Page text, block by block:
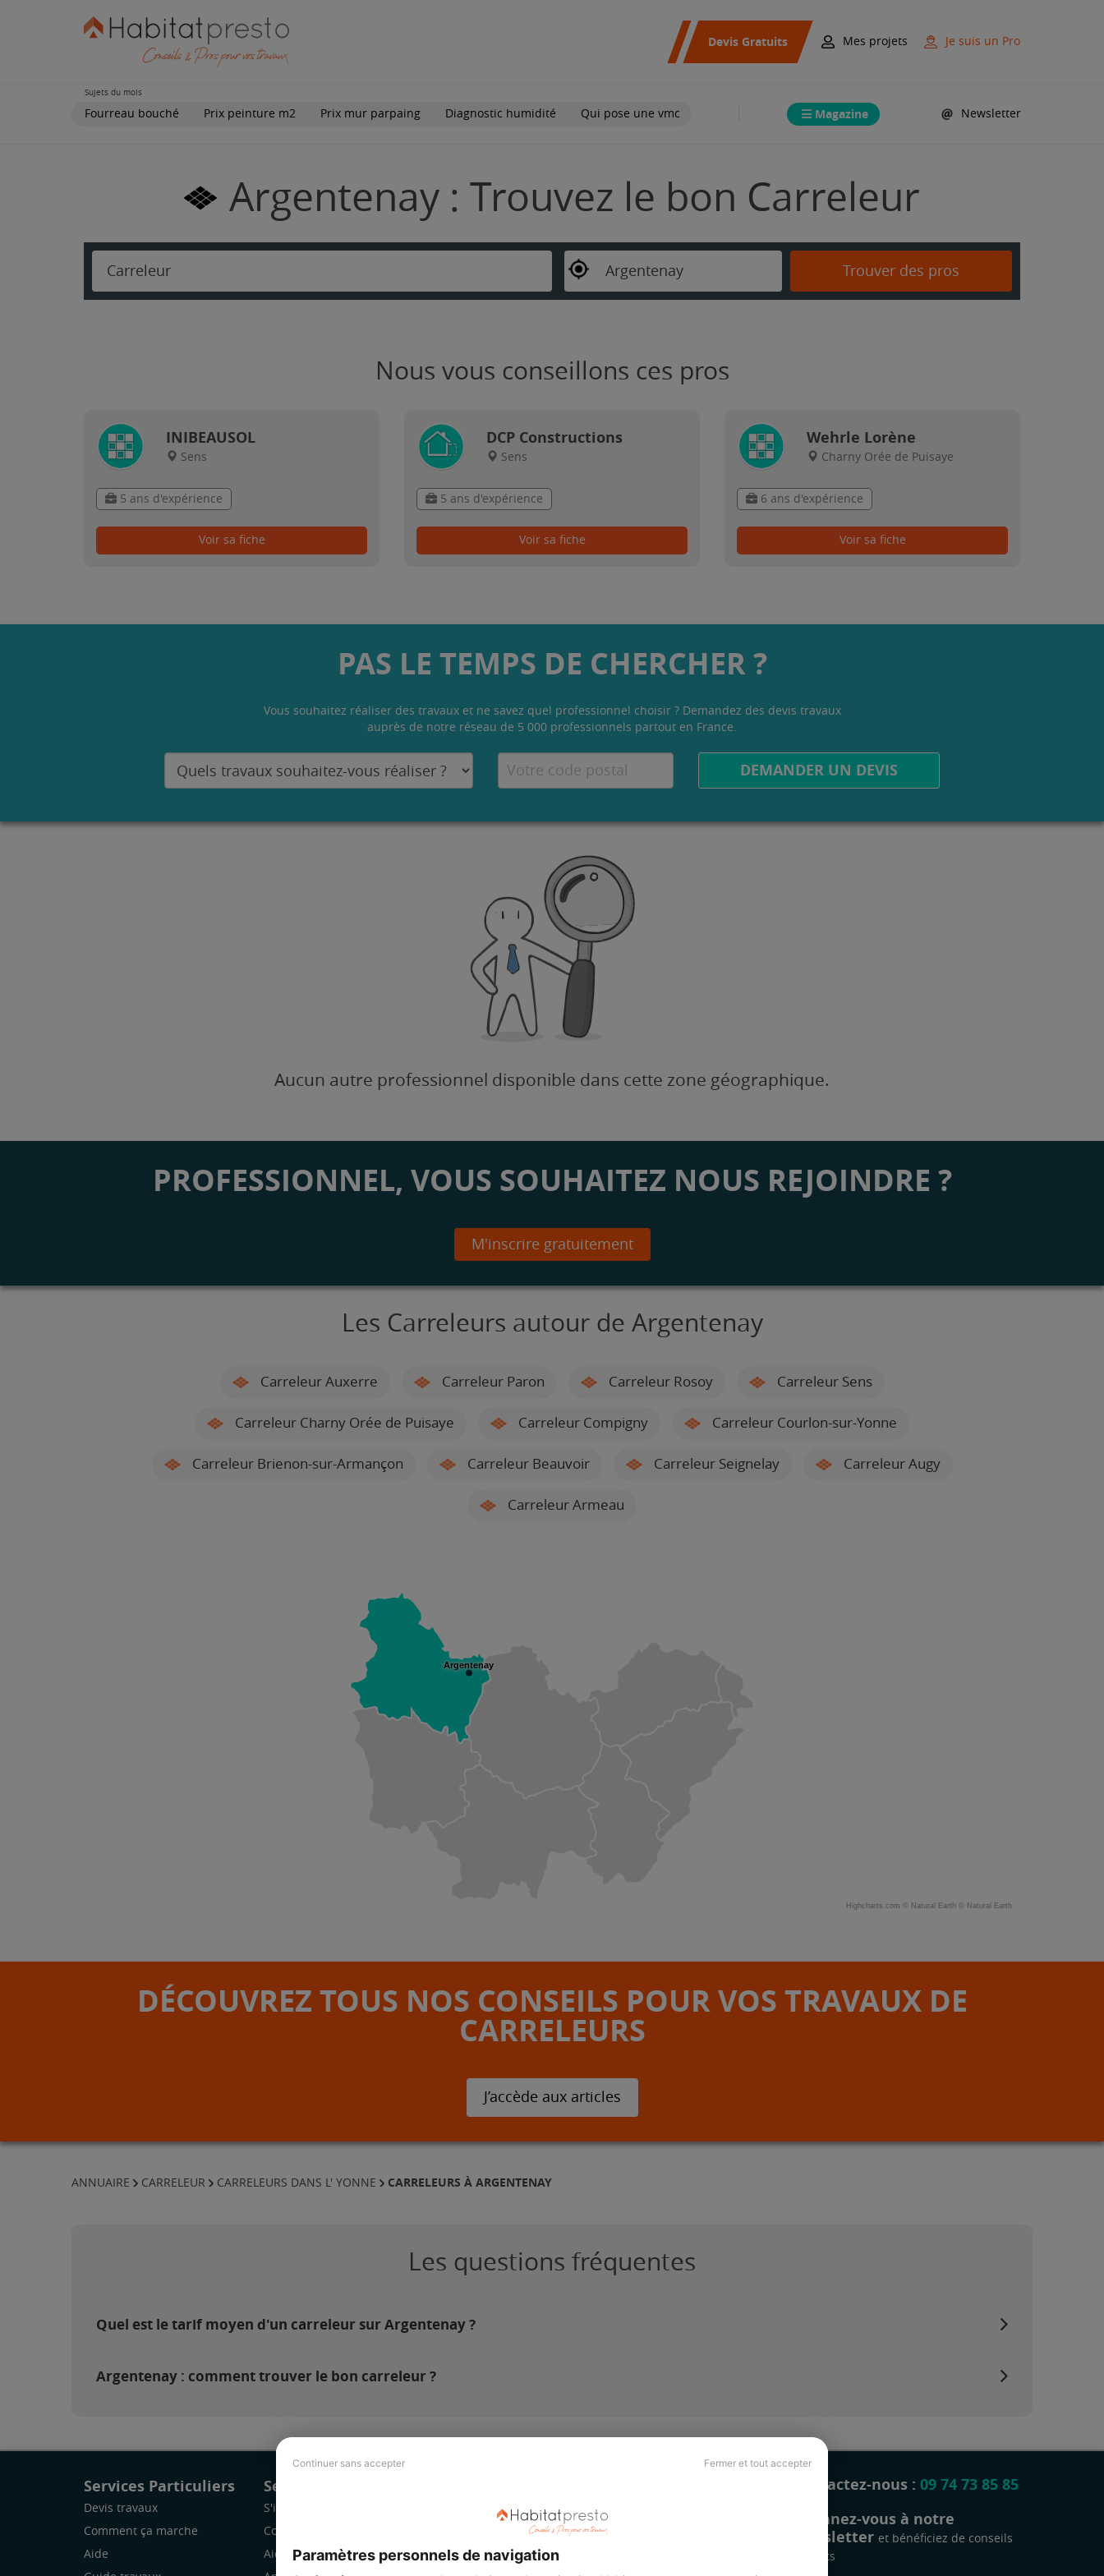
Continuer sans accepter Fermer et tout accepter
Paramètres personnels de navigation
Devis Gratuits Mes projets Je suis un Pro
Sujets du mois
Fourreau bouché Prix peinture m2 Prix mur parpaing Diagnostic humidité Qui pose une vmc Magazine Newsletter
Argentenay : Trouvez le bon Carreleur
Carreleur Argentenay Trouver des pros
Nous vous conseillons ces pros
INIBEAUSOL
Sens
5 ans d'expérience
Voir sa fiche
DCP Constructions
Sens
5 ans d'expérience
Voir sa fiche
Wehrle Lorène
Charny Orée de Puisaye
6 ans d'expérience
Voir sa fiche
PAS LE TEMPS DE CHERCHER ?
Vous souhaitez réaliser des travaux et ne savez quel professionnel choisir ? Demandez des devis travaux
auprès de notre réseau de 5 000 professionnels partout en France.
DEMANDER UN DEVIS
Aucun autre professionnel disponible dans cette zone géographique.
PROFESSIONNEL, VOUS SOUHAITEZ NOUS REJOINDRE ?
M'inscrire gratuitement
Les Carreleurs autour de Argentenay
Carreleur Auxerre Carreleur Paron Carreleur Rosoy Carreleur Sens
Carreleur Charny Orée de Puisaye Carreleur Compigny Carreleur Courlon-sur-Yonne
Carreleur Brienon-sur-Armançon Carreleur Beauvoir Carreleur Seignelay Carreleur Augy
Carreleur Armeau
Argentenay
Highcharts.com © Natural Earth © Natural Earth
DÉCOUVREZ TOUS NOS CONSEILS POUR VOS TRAVAUX DE
CARRELEURS
J’accède aux articles
ANNUAIRE CARRELEUR CARRELEURS DANS L' YONNE CARRELEURS À ARGENTENAY
Les questions fréquentes
Quel est le tarif moyen d'un carreleur sur Argentenay ?
Argentenay : comment trouver le bon carreleur ?
Services Particuliers
Devis travaux
Comment ça marche
Aide
Services Pro
S'inscrire
Comment ça marche
Aide
Revue de presse
Contactez-nous : 09 74 73 85 85
Abonnez-vous à notre
newsletter et bénéficiez de conseils
gratuits